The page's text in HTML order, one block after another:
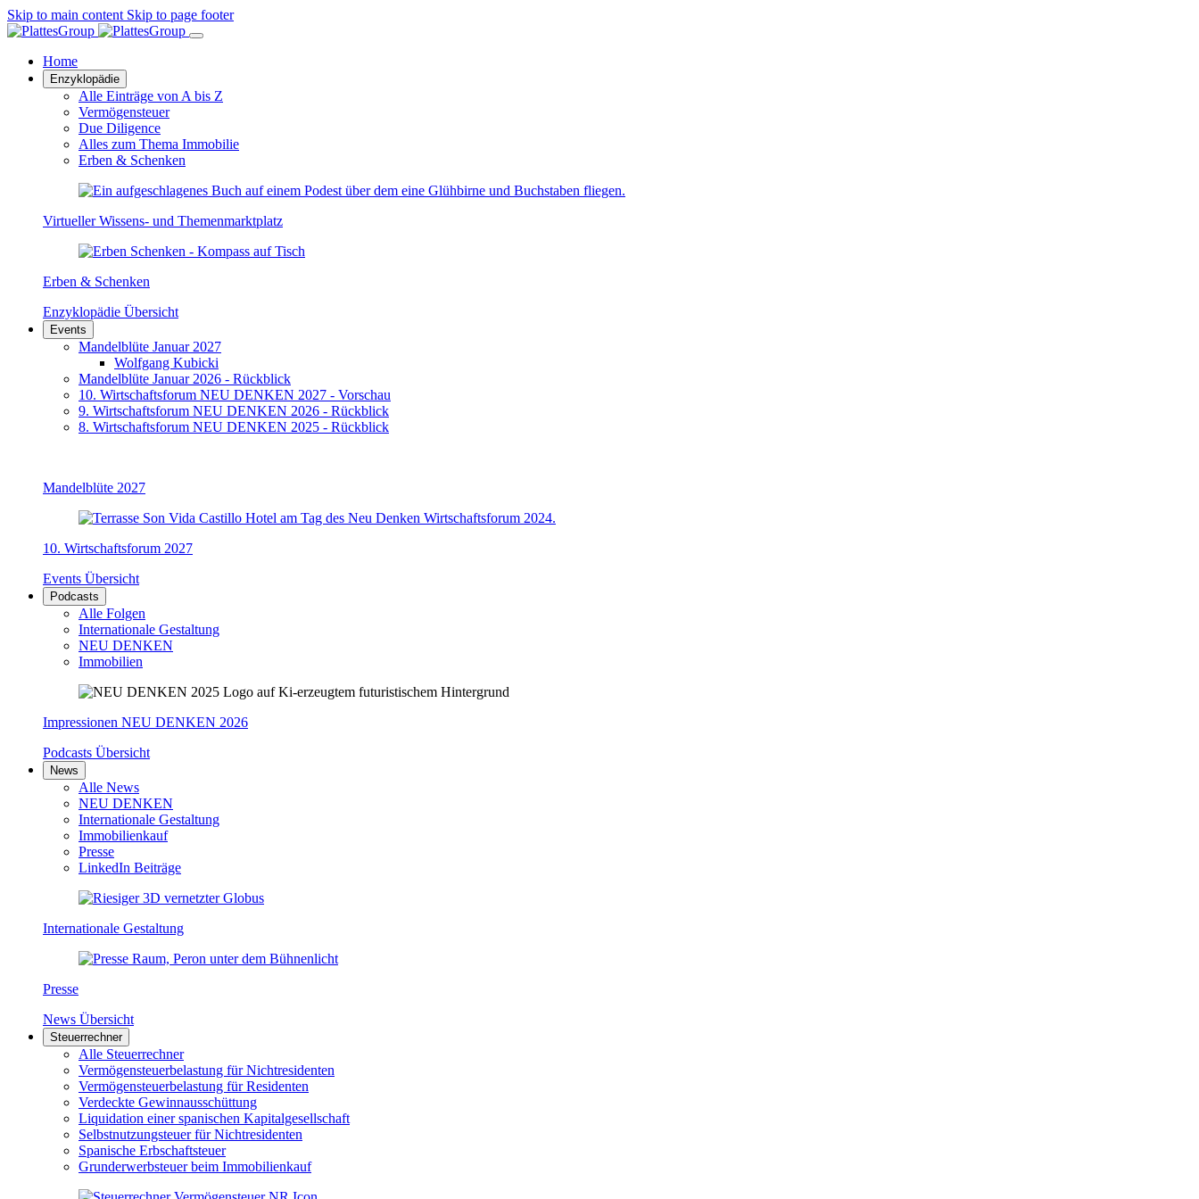
Skip to main content Skip to page footer
Home
Enzyklopädie
Alle Einträge von A bis Z
Vermögensteuer
Due Diligence
Alles zum Thema Immobilie
Erben & Schenken
Virtueller Wissens- und Themenmarktplatz
Erben & Schenken
Enzyklopädie Übersicht
Events
Mandelblüte Januar 2027
Wolfgang Kubicki
Mandelblüte Januar 2026 - Rückblick
10. Wirtschaftsforum NEU DENKEN 2027 - Vorschau
9. Wirtschaftsforum NEU DENKEN 2026 - Rückblick
8. Wirtschaftsforum NEU DENKEN 2025 - Rückblick
Mandelblüte 2027
10. Wirtschaftsforum 2027
Events Übersicht
Podcasts
Alle Folgen
Internationale Gestaltung
NEU DENKEN
Immobilien
Impressionen NEU DENKEN 2026
Podcasts Übersicht
News
Alle News
NEU DENKEN
Internationale Gestaltung
Immobilienkauf
Presse
LinkedIn Beiträge
Internationale Gestaltung
Presse
News Übersicht
Steuerrechner
Alle Steuerrechner
Vermögensteuerbelastung für Nichtresidenten
Vermögensteuerbelastung für Residenten
Verdeckte Gewinnausschüttung
Liquidation einer spanischen Kapitalgesellschaft
Selbstnutzungsteuer für Nichtresidenten
Spanische Erbschaftsteuer
Grunderwerbsteuer beim Immobilienkauf